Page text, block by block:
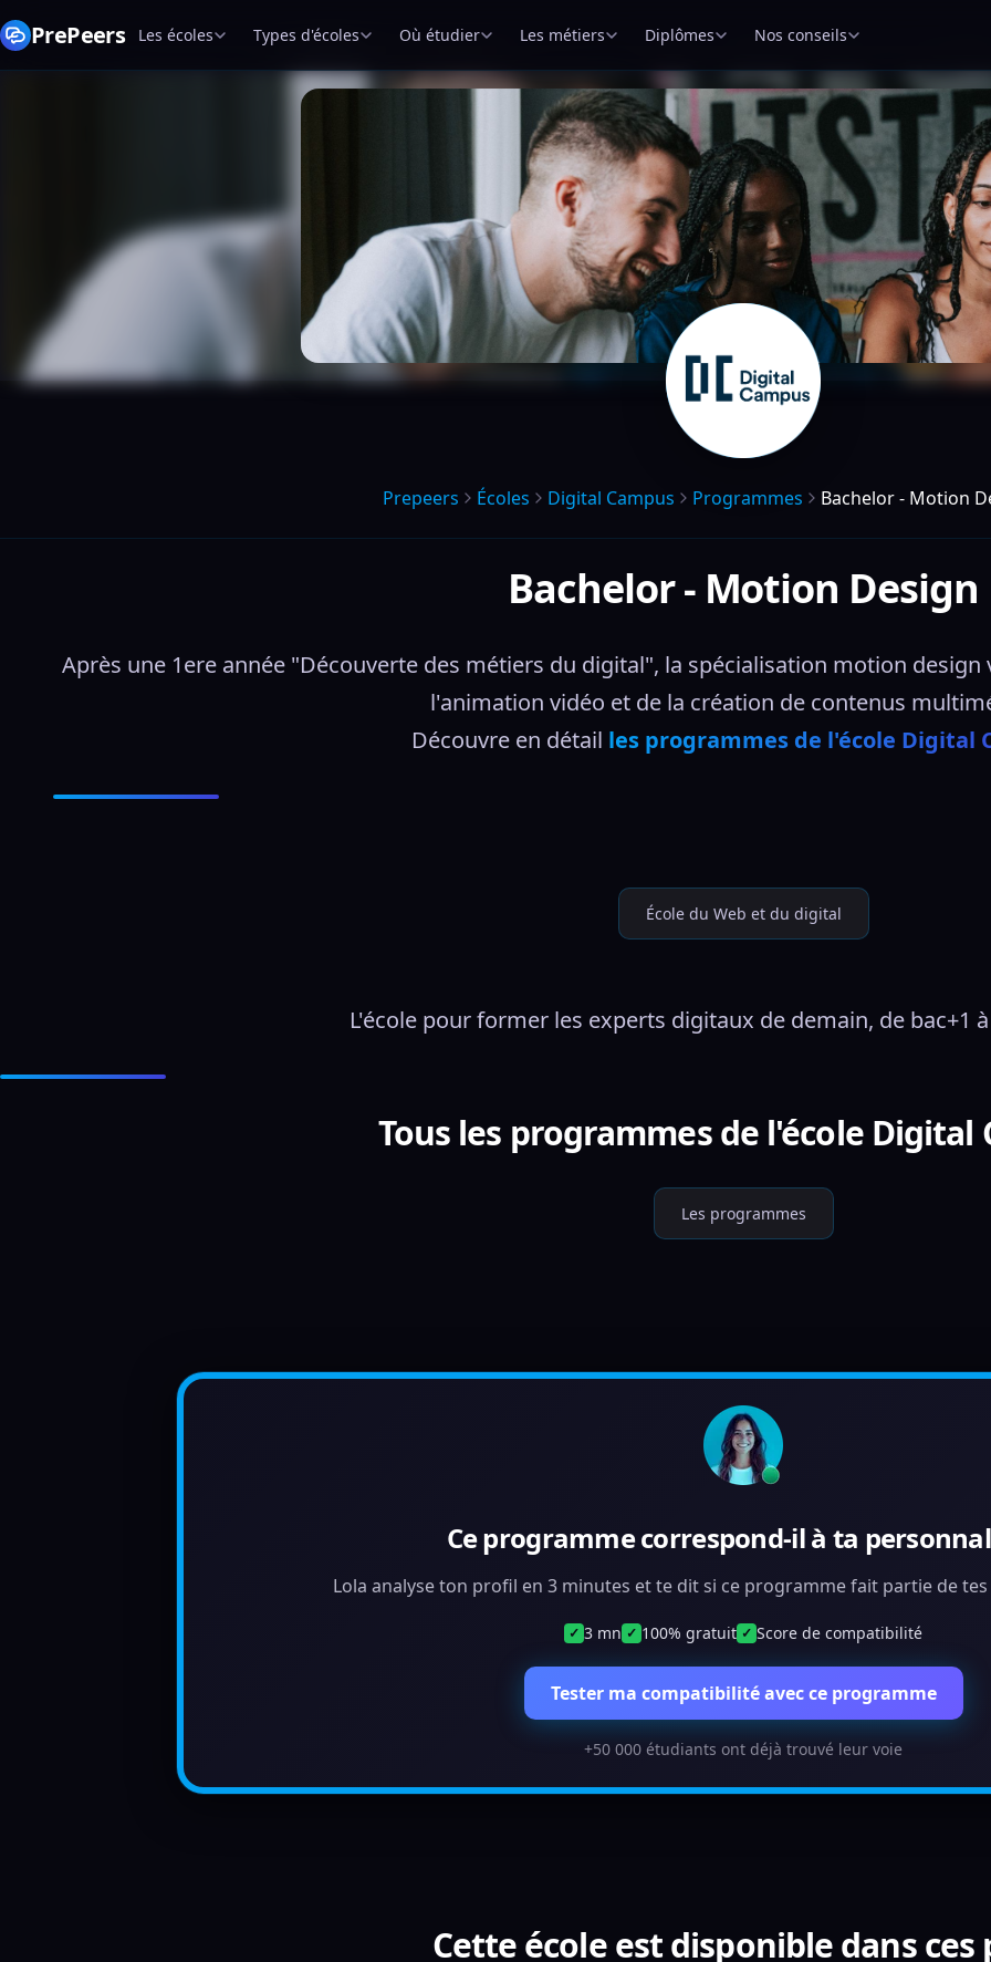
PrePeers Les écoles Types d'écoles Où étudier Les métiers Diplômes Nos conseils
Prepeers Écoles Digital Campus Programmes Bachelor - Motion
Bachelor - Motion Design
Après une 1ere année "Découverte des métiers du digital", la spécialisation motion
l'animation vidéo et de la création de contenus
Découvre en détail les programmes de l'école Digital
École du Web et du digital
L'école pour former les experts digitaux de demain, de bac+1 à
Tous les programmes de l'école Digital
Les programmes
Ce programme correspond-il à ta
Lola analyse ton profil en 3 minutes et te dit si ce programme fait partie de tes
✓ 3 mn ✓ 100% gratuit ✓ Score de compatibilité
Tester ma compatibilité avec ce programme
+50 000 étudiants ont déjà trouvé leur voie
Cette école est disponible dans ces